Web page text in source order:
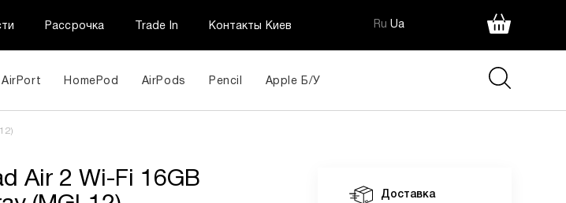
Рассрочка Trade In Контакты Киев Ru Ua
AirPort HomePod AirPods Pencil Apple Б/У
Air 2 Wi-Fi 16GB
Доставка